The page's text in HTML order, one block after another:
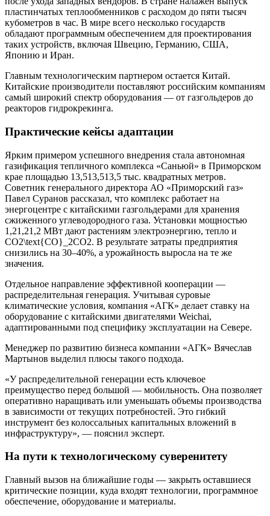
пластинчатых теплообменников с расходом до пяти тысяч
кубометров в час. В мире всего несколько государств
обладают программным обеспечением для проектирования
таких устройств, включая Швецию, Германию, США,
Японию и Иран.
Главным технологическим партнером остается Китай.
Китайские производители поставляют российским компаниям
самый широкий спектр оборудования — от газгольдеров до
реакторов гидрокрекинга.
Практические кейсы адаптации
Ярким примером успешного внедрения стала автономная
газификация тепличного комплекса «Саньюй» в Приморском
крае площадью 13,513,513,5 тыс. квадратных метров.
Советник генерального директора АО «Приморский газ»
Павел Суранов рассказал, что комплекс работает на
энергоцентре с китайскими газгольдерами для хранения
сжиженного углеводородного газа. Установки мощностью
1,21,21,2 МВт дают растениям электроэнергию, тепло и
CO2\text{CO}_2CO2​. В результате затраты предприятия
снизились на 30–40%, а урожайность выросла на те же
значения.
Отдельное направление эффективной кооперации —
распределительная генерация. Учитывая суровые
климатические условия, компания «АГК» делает ставку на
оборудование с китайскими двигателями Weichai,
адаптированными под специфику эксплуатации на Севере.
Менеджер по развитию бизнеса компании «АГК» Вячеслав
Мартынов выделил плюсы такого подхода.
«У распределительной генерации есть ключевое
преимущество перед большой — мобильность. Она позволяет
оперативно наращивать или уменьшать объемы производства
в зависимости от текущих потребностей. Это гибкий
инструмент без колоссальных капитальных вложений в
инфраструктуру», — пояснил эксперт.
На пути к технологическому суверенитету
Главный вызов на ближайшие годы — закрыть оставшиеся
критические позиции, куда входят технологии, программное
обеспечение, оборудование и материалы.